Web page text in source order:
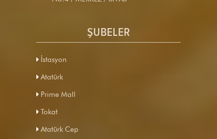
ŞUBELER
İstasyon
Atatürk
Prime Mall
Tokat
Atatürk Cep